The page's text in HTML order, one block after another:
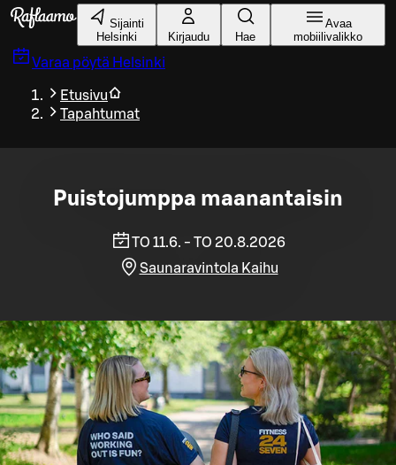
Siirry pääsisältöön
Sijainti
Helsinki
Kirjaudu Hae
Avaa
mobiilivalikko
Varaa pöytä Helsinki
Etusivu
Tapahtumat
Puistojumppa maanantaisin
TO 11.6. - TO 20.8.2026
Saunaravintola Kaihu